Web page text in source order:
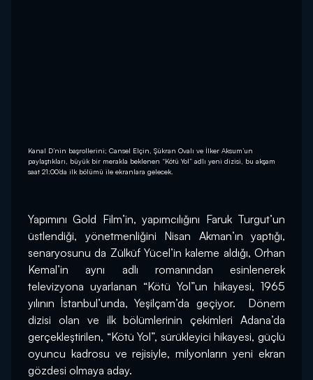
Kanal D’nin başrollerini; Cansel Elçin, Şükran Ovalı ve İlker Aksum’un
paylaştıkları, büyük bir merakla beklenen “Kötü Yol” adlı yeni dizisi, bu akşam
saat 21:00’da ilk bölümü ile ekranlara gelecek.
Yapımını Gold Film’in, yapımcılığını Faruk Turgut’un
üstlendiği, yönetmenliğini Nisan Akman’ın yaptığı,
senaryosunu da Zülküf Yücel’in kaleme aldığı, Orhan
Kemal’in aynı adlı romanından esinlenerek
televizyona uyarlanan “Kötü Yol”un hikayesi, 1965
yılının İstanbul’unda, Yeşilçam’da geçiyor.  Dönem
dizisi olan ve ilk bölümlerinin çekimleri Adana’da
gerçekleştirilen, “Kötü Yol”, sürükleyici hikayesi, güçlü
oyuncu kadrosu ve rejisiyle, milyonların yeni ekran
gözdesi olmaya aday.